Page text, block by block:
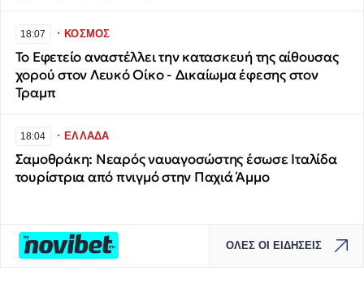
18:07 ∙ΚΟΣΜΟΣ
Το Εφετείο αναστέλλει την κατασκευή της αίθουσας
χορού στον Λευκό Οίκο - Δικαίωμα έφεσης στον
Τραμπ
18:04 ∙ΕΛΛΑΔΑ
Σαμοθράκη: Νεαρός ναυαγοσώστης έσωσε Ιταλίδα
τουρίστρια από πνιγμό στην Παχιά Άμμο
ΟΛΕΣ ΟΙ ΕΙΔΗΣΕΙΣ